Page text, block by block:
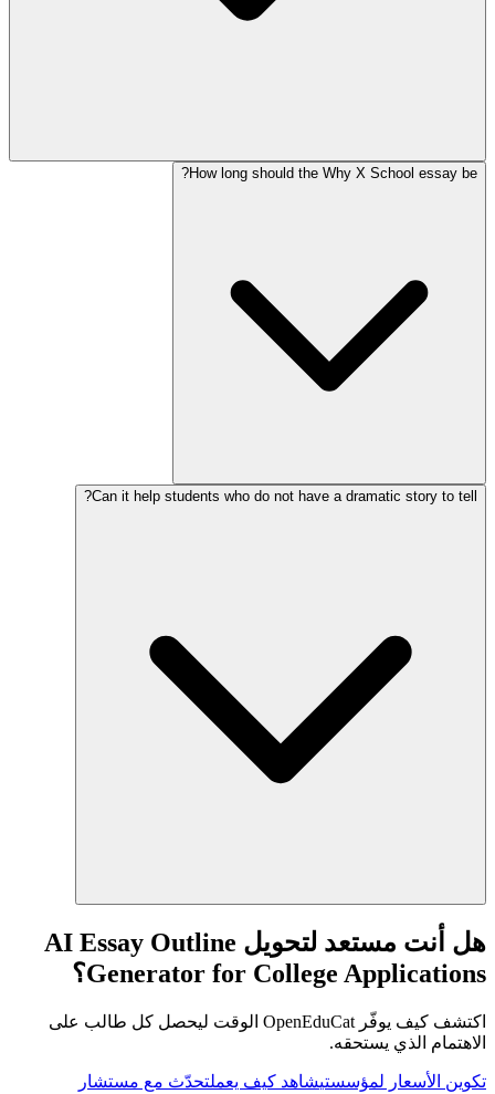
How long should the Why X School essay be?
Can it help students who do not have a dramatic story to tell?
هل أنت مستعد لتحويل AI Essay Outline
Generator for College Applications؟
اكتشف كيف يوفّر OpenEduCat الوقت ليحصل كل طالب على
الاهتمام الذي يستحقه.
تكوين الأسعار لمؤسستيشاهد كيف يعملتحدّث مع مستشار